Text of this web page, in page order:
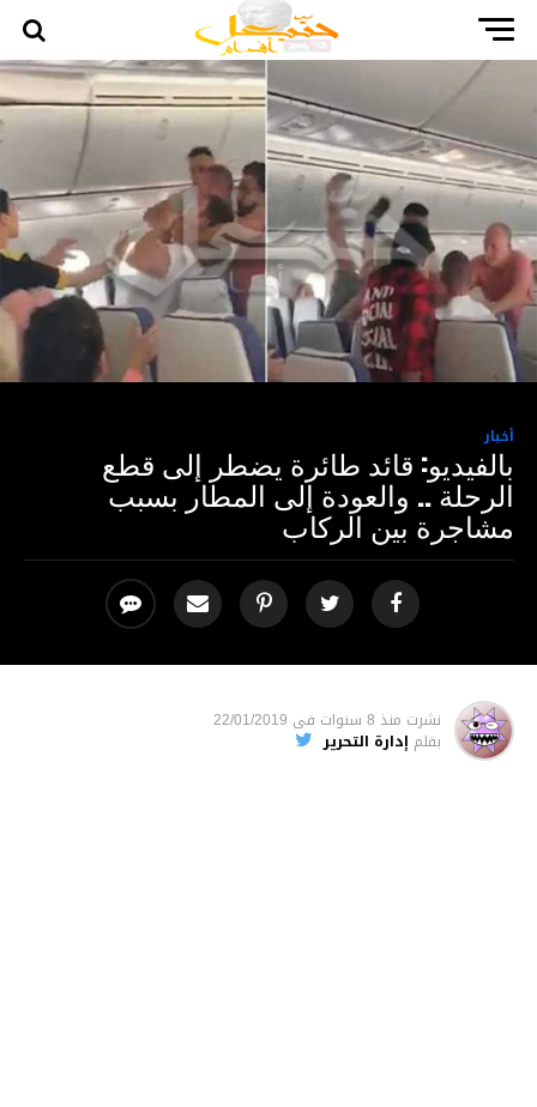
أخبار
بالفيديو: قائد طائرة يضطر إلى قطع
الرحلة .. والعودة إلى المطار بسبب
مشاجرة بين الركاب
نشرت منذ 8 سنوات فى 22/01/2019
بقلم إدارة التحرير